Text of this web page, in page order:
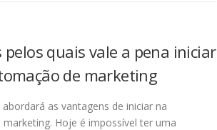
quais vale a pena iniciar
de marketing
as vantagens de iniciar na
Hoje é impossível ter uma